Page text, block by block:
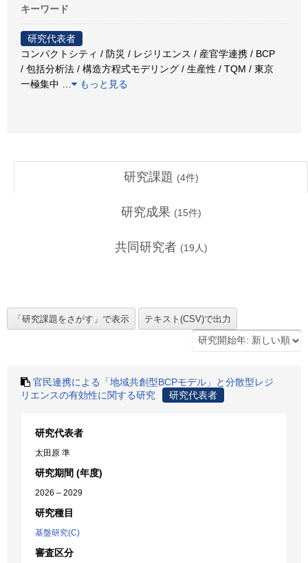
キーワード
研究代表者
コンパクトシティ / 防災 / レジリエンス / 産官学連携 / BCP
/ 包括分析法 / 構造方程式モデリング / 生産性 / TQM / 東京
一極集中
もっと見る
研究課題 (4件)
研究成果 (15件)
共同研究者 (19 人)
官民連携による「地域共創型BCPモデル」と分散型レジ
リエンスの有効性に関する研究
研究代表者
研究代表者
太田原 準
研究期間 (年度)
2026 – 2029
研究種目
基盤研究(C)
審査区分